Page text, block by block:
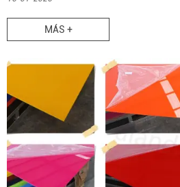
MÁS +